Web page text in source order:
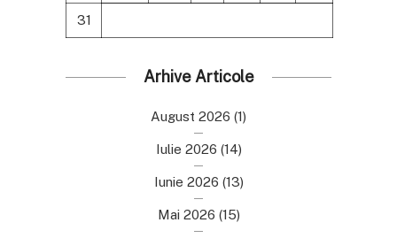
31
Arhive Articole
August 2026 (1)
Iulie 2026 (14)
Iunie 2026 (13)
Mai 2026 (15)